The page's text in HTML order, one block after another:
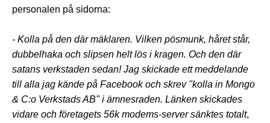
personalen på sidorna:
- Kolla på den där mäklaren. Vilken pösmunk, håret står,
dubbelhaka och slipsen helt lös i kragen. Och den där
satans verkstaden sedan! Jag skickade ett meddelande
till alla jag kände på Facebook och skrev "kolla in Mongo
& C:o Verkstads AB" i ämnesraden. Länken skickades
vidare och företagets 56k modems-server sänktes totalt,